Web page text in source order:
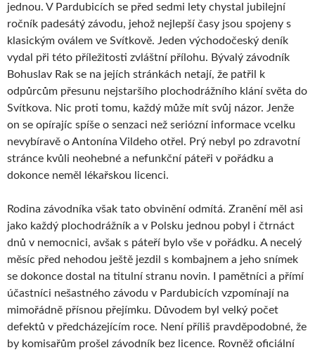
jednou. V Pardubicích se před sedmi lety chystal jubilejní
ročník padesátý závodu, jehož nejlepší časy jsou spojeny s
klasickým oválem ve Svítkově. Jeden východočeský deník
vydal při této příležitosti zvláštní přílohu. Bývalý závodník
Bohuslav Rak se na jejích stránkách netají, že patřil k
odpůrcům přesunu nejstaršího plochodrážního klání světa do
Svítkova. Nic proti tomu, každý může mít svůj názor. Jenže
on se opírajíc spíše o senzaci než seriózní informace vcelku
nevybíravě o Antonína Vildeho otřel. Prý nebyl po zdravotní
stránce kvůli neohebné a nefunkční páteři v pořádku a
dokonce neměl lékařskou licenci.
Rodina závodníka však tato obvinění odmítá. Zranění měl asi
jako každý plochodrážník a v Polsku jednou pobyl i čtrnáct
dnů v nemocnici, avšak s páteří bylo vše v pořádku. A necelý
měsíc před nehodou ještě jezdil s kombajnem a jeho snímek
se dokonce dostal na titulní stranu novin. I pamětníci a přímí
účastníci nešastného závodu v Pardubicích vzpomínají na
mimořádně přísnou přejímku. Důvodem byl velký počet
defektů v předcházejícím roce. Není příliš pravděpodobné, že
by komisařům prošel závodník bez licence. Rovněž oficiální